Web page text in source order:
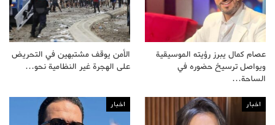
عصام كمال يبرز رؤيته الموسيقية
ويواصل ترسيخ حضوره في
الساحة…
الأمن يوقف مشتبهين في التحريض
على الهجرة غير النظامية نحو…
اخبار اخبار